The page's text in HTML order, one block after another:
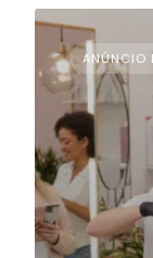
ANÚNCIO